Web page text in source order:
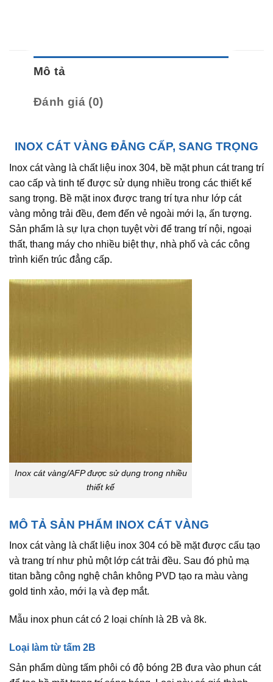
Mô tả
Đánh giá (0)
INOX CÁT VÀNG ĐẲNG CẤP, SANG TRỌNG
Inox cát vàng là chất liệu inox 304, bề mặt phun cát trang trí
cao cấp và tinh tế được sử dụng nhiều trong các thiết kế
sang trọng. Bề mặt inox được trang trí tựa như lớp cát
vàng mỏng trải đều, đem đến vẻ ngoài mới lạ, ấn tượng.
Sản phẩm là sự lựa chọn tuyệt vời để trang trí nội, ngoại
thất, thang máy cho nhiều biệt thự, nhà phố và các công
trình kiến trúc đẳng cấp.
Inox cát vàng/AFP được sử dụng trong nhiều
thiết kế
MÔ TẢ SẢN PHẨM INOX CÁT VÀNG
Inox cát vàng là chất liệu inox 304 có bề mặt được cấu tạo
và trang trí như phủ một lớp cát trải đều. Sau đó phủ mạ
titan bằng công nghệ chân không PVD tạo ra màu vàng
gold tinh xảo, mới lạ và đẹp mắt.
Mẫu inox phun cát có 2 loại chính là 2B và 8k.
Loại làm từ tấm 2B
Sản phẩm dùng tấm phôi có độ bóng 2B đưa vào phun cát